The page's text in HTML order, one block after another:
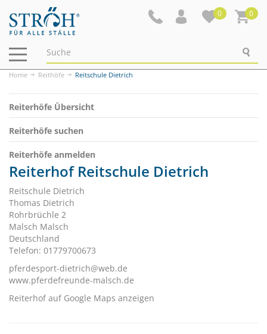
0 0
Navigation
ein-/ausblenden
Home Reithöfe Reitschule Dietrich
Reiterhöfe Übersicht
Reiterhöfe suchen
Reiterhöfe anmelden
Reiterhof Reitschule Dietrich
Reitschule Dietrich
Thomas Dietrich
Rohrbrüchle 2
Malsch Malsch
Deutschland
Telefon: 01779700673
pferdesport-dietrich@web.de
www.pferdefreunde-malsch.de
Reiterhof auf Google Maps anzeigen